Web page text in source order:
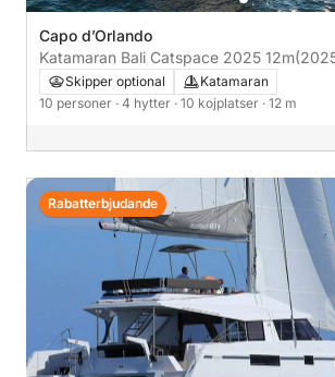
Capo d’Orlando
Katamaran Bali Catspace 2025 12m
Skipper optional
Katamaran
10 personer · 4 hytter · 10 kojplatser · 12 m
Rabatterbjudande